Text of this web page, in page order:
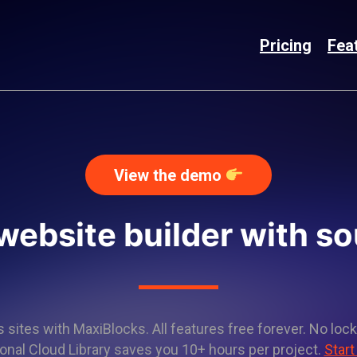
Pricing
View the demo
builder with
sites with MaxiBlocks. All features free forever. No
Cloud Library saves you 10+ hours per project.